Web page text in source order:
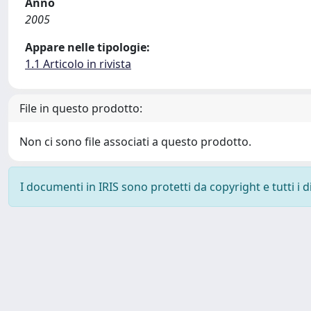
2005
Appare nelle tipologie:
1.1 Articolo in rivista
File in questo prodotto:
Non ci sono file associati a questo prodotto.
I documenti in IRIS sono protetti da copyright e tutti i